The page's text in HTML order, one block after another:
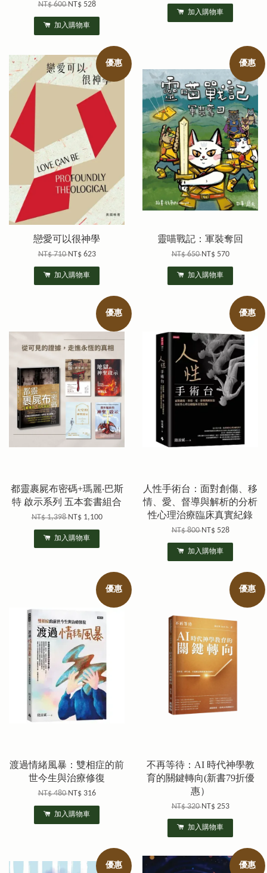
NT$ 600NT$ 528
加入購物車
加入購物車
優惠
戀愛可以很神學
NT$ 710NT$ 623
加入購物車
優惠
靈喵戰記：軍裝奪回
NT$ 650NT$ 570
加入購物車
優惠
都靈裹屍布密碼+瑪麗‧巴斯
特 啟示系列 五本套書組合
NT$ 1,398NT$ 1,100
加入購物車
優惠
人性手術台：面對創傷、移
情、愛、督導與解析的分析
性心理治療臨床真實紀錄
NT$ 800NT$ 528
加入購物車
優惠
渡過情緒風暴：雙相症的前
世今生與治療修復
NT$ 480NT$ 316
加入購物車
優惠
不再等待：AI 時代神學教
育的關鍵轉向(新書79折優
惠）
NT$ 320NT$ 253
加入購物車
優惠 優惠